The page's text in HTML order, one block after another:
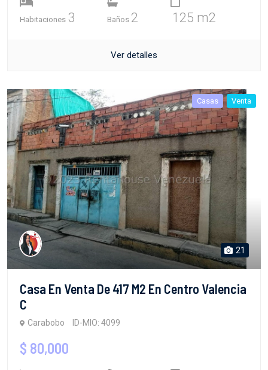
Habitaciones 3 Baños 2 125 m2
Ver detalles
Casas Venta
21
Casa En Venta De 417 M2 En Centro Valencia
C
Carabobo ID-MIO: 4099
$ 80,000